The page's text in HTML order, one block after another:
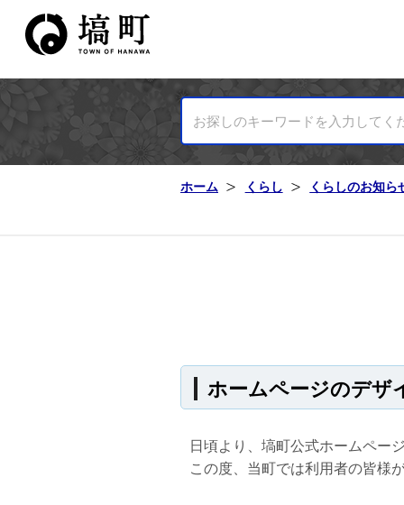
ホーム くらし くらしのお知ら
ホームページのデザ
日頃より、塙町公式ホームペー
この度、当町では利用者の皆様